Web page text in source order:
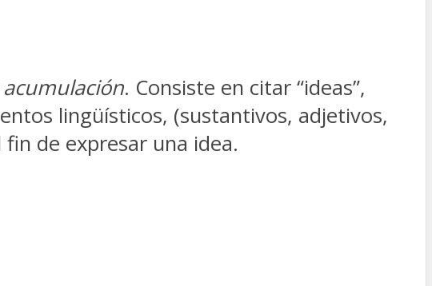
. Consiste en citar “ideas”,
lingüísticos, (sustantivos, adjetivos,
de expresar una idea.